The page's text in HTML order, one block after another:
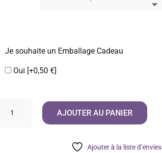
Je souhaite un Emballage Cadeau
Oui [+0,50 €]
AJOUTER AU PANIER
Ajouter à la liste d’envies